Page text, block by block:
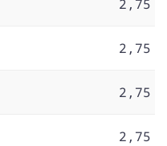
2,75
2,75
2,75
2,75